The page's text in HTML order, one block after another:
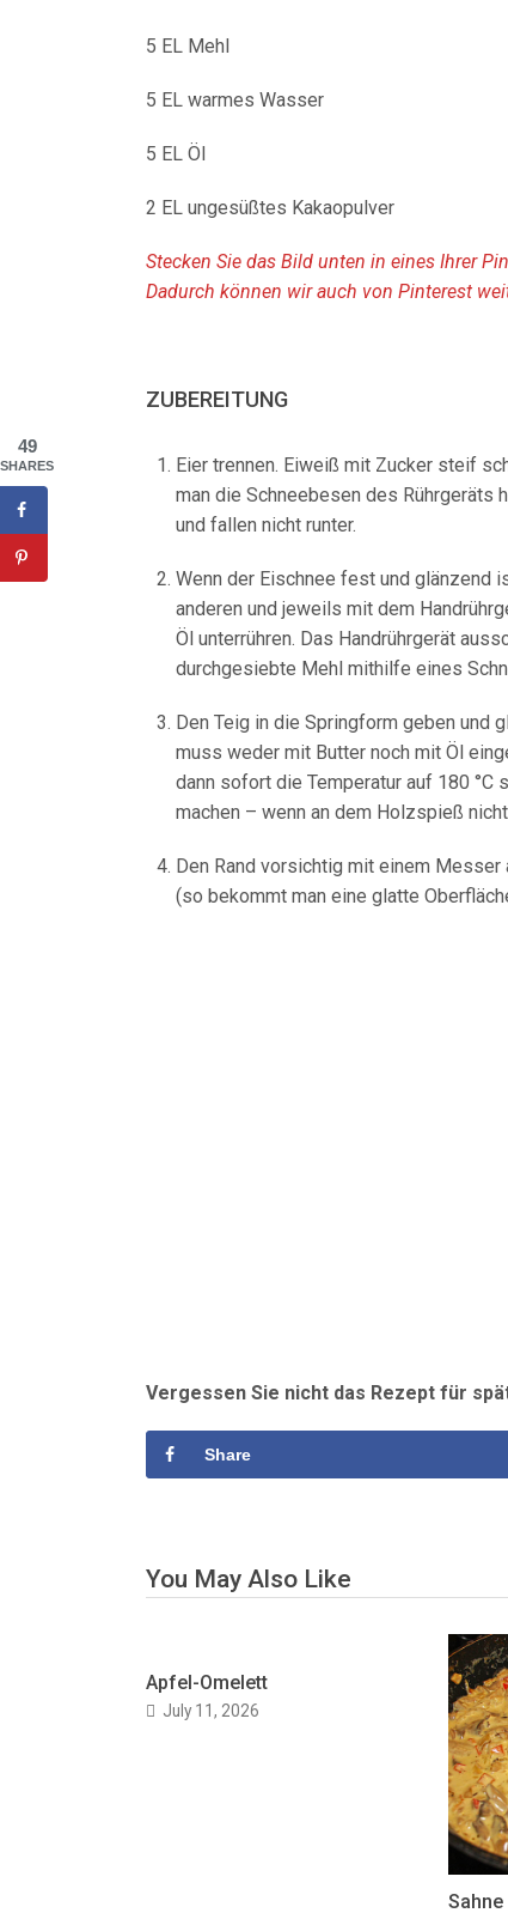
5 EL Mehl
5 EL warmes Wasser
5 EL Öl
2 EL ungesüßtes Kakaopulver
Stecken Sie das Bild unten in eines Ihrer
Dadurch können wir auch von Pinterest
ZUBEREITUNG
Eier trennen. Eiweiß mit Zucker steif
man die Schneebesen des Rührgeräts
und fallen nicht runter.
Wenn der Eischnee fest und glänzend
anderen und jeweils mit dem
Öl unterrühren. Das Handrührgerät
durchgesiebte Mehl mithilfe eines
Den Teig in die Springform geben und
muss weder mit Butter noch mit Öl
dann sofort die Temperatur auf 180 °C
machen – wenn an dem Holzspieß
Den Rand vorsichtig mit einem Messer
(so bekommt man eine glatte
Vergessen Sie nicht das Rezept für
Share
You May Also Like
Apfel-Omelett
July 11, 2026
49
SHARES